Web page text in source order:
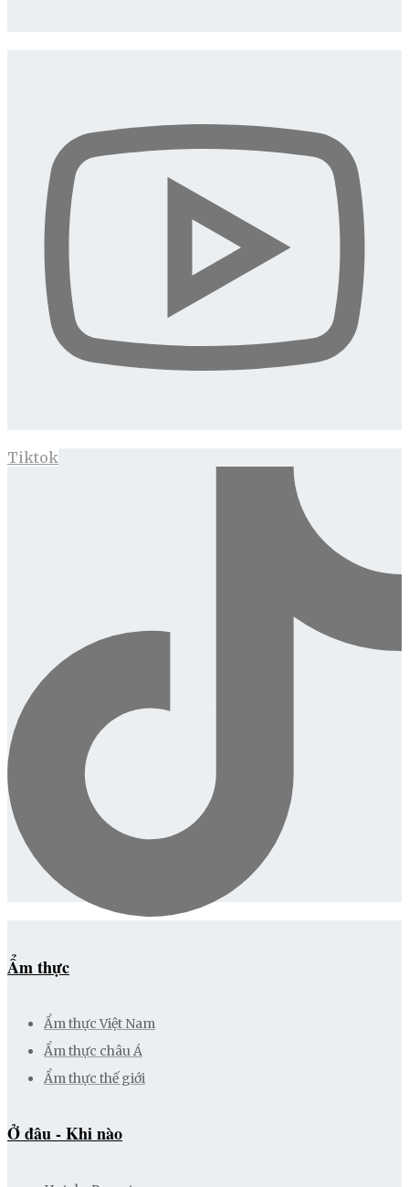
Tiktok
Ẩm thực
Ẩm thực Việt Nam
Ẩm thực châu Á
Ẩm thực thế giới
Ở đâu - Khi nào